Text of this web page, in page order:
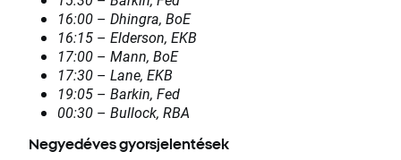
16:00 – Dhingra, BoE
16:15 – Elderson, EKB
17:00 – Mann, BoE
17:30 – Lane, EKB
19:05 – Barkin, Fed
00:30 – Bullock, RBA
Negyedéves gyorsjelentések